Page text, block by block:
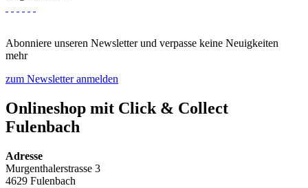
Abonniere unseren Newsletter und verpasse keine Neuigkeiten
mehr
zum Newsletter anmelden
Onlineshop mit Click & Collect
Fulenbach​
Adresse
Murgenthalerstrasse 3
4629 Fulenbach